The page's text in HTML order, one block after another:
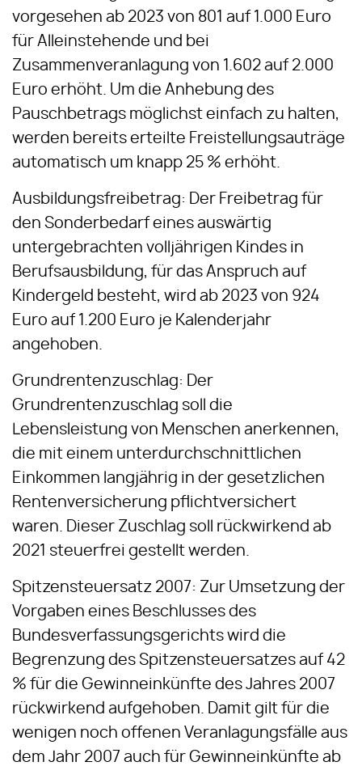
vorgesehen ab 2023 von 801 auf 1.000 Euro
für Alleinstehende und bei
Zusammenveranlagung von 1.602 auf 2.000
Euro erhöht. Um die Anhebung des
Pauschbetrags möglichst einfach zu halten,
werden bereits erteilte Freistellungsauträge
automatisch um knapp 25 % erhöht.
Ausbildungsfreibetrag: Der Freibetrag für
den Sonderbedarf eines auswärtig
untergebrachten volljährigen Kindes in
Berufsausbildung, für das Anspruch auf
Kindergeld besteht, wird ab 2023 von 924
Euro auf 1.200 Euro je Kalenderjahr
angehoben.
Grundrentenzuschlag: Der
Grundrentenzuschlag soll die
Lebensleistung von Menschen anerkennen,
die mit einem unterdurchschnittlichen
Einkommen langjährig in der gesetzlichen
Rentenversicherung pflichtversichert
waren. Dieser Zuschlag soll rückwirkend ab
2021 steuerfrei gestellt werden.
Spitzensteuersatz 2007: Zur Umsetzung der
Vorgaben eines Beschlusses des
Bundesverfassungsgerichts wird die
Begrenzung des Spitzensteuersatzes auf 42
% für die Gewinneinkünfte des Jahres 2007
rückwirkend aufgehoben. Damit gilt für die
wenigen noch offenen Veranlagungsfälle aus
dem Jahr 2007 auch für Gewinneinkünfte ab